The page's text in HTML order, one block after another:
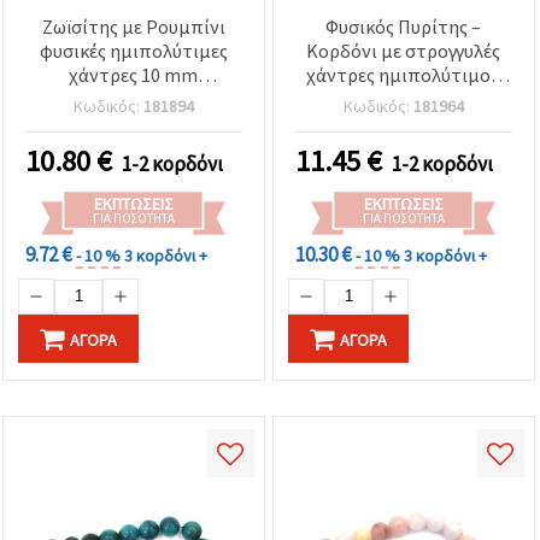
Ζωϊσίτης με Ρουμπίνι
φυσικές ημιπολύτιμες
χάντρες 10 mm
περασμένες σε κορδόνι
~37 τεμάχια
Κωδικός: 181894
10.80€ 1-2 κορδόνι
ΕΚΠΤΏΣΕΙΣ
ΓΙΑ ΠΟΣΌΤΗΤΑ
9.72 €- 10 %3 κορδόνι +
ΑΓΟΡΆ
Φυσικός Πυρίτης –
Κορδόνι με στρογγυλές
χάντρες ημιπολύτιμου
λίθου, 10 mm, ~38 τεμ.
Κωδικός: 181964
11.45€ 1-2 κορδόνι
ΕΚΠΤΏΣΕΙΣ
ΓΙΑ ΠΟΣΌΤΗΤΑ
10.30 €- 10 %3 κορδόνι +
ΑΓΟΡΆ